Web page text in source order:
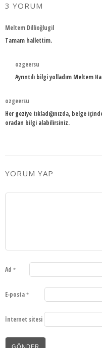
3 YORUM
Meltem Dillioğlugil
Tamam hallettim.
ozgeersu
Ayrıntılı bilgi yolladım Meltem
ozgeersu
Her geziye tıkladığınızda, belge
oradan bilgi alabilirsiniz.
YORUM YAP
Ad *
E-posta *
İnternet sitesi